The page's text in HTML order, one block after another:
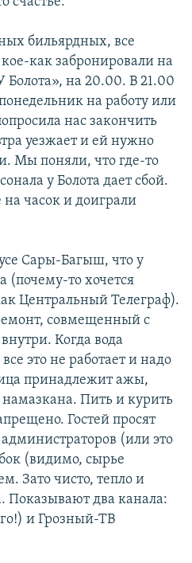
бильярдных, все
как забронировали на
Болота», на 20.00. В 21.00
на работу или
нас закончить
уезжает и ей нужно
Мы поняли, что где-то
у Болота дает сбой.
на часок и доиграли
Сары-Багыш, что у
(почему-то хочется
Центральный Телеграф).
совмещенный с
Когда вода
это не работает и надо
принадлежит ажы,
Пить и курить
Гостей просят
(или это
(видимо, сырье
Зато чисто, тепло и
Показывают два канала:
и Грозный-ТВ